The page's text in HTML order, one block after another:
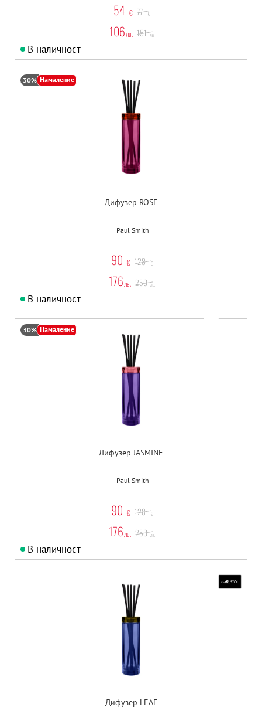
54 € 77 €
106лв. 151 лв.
В наличност
30% Намаление
Дифузер ROSE
Paul Smith
90 € 128 €
176лв. 250 лв.
В наличност
30% Намаление
Дифузер JASMINE
Paul Smith
90 € 128 €
176лв. 250 лв.
В наличност
Дифузер LEAF